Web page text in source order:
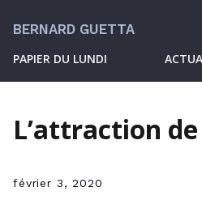
BERNARD GUETTA
PAPIER DU LUNDI
L’attraction
février 3, 2020